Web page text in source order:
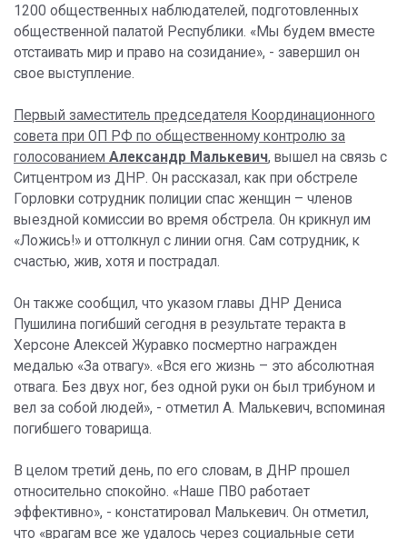
1200 общественных наблюдателей, подготовленных
общественной палатой Республики. «Мы будем вместе
отстаивать мир и право на созидание», - завершил он
свое выступление.
Первый заместитель председателя Координационного
совета при ОП РФ по общественному контролю за
голосованием Александр Малькевич, вышел на связь с
Ситцентром из ДНР. Он рассказал, как при обстреле
Горловки сотрудник полиции спас женщин – членов
выездной комиссии во время обстрела. Он крикнул им
«Ложись!» и оттолкнул с линии огня. Сам сотрудник, к
счастью, жив, хотя и пострадал.
Он также сообщил, что указом главы ДНР Дениса
Пушилина погибший сегодня в результате теракта в
Херсоне Алексей Журавко посмертно награжден
медалью «За отвагу». «Вся его жизнь – это абсолютная
отвага. Без двух ног, без одной руки он был трибуном и
вел за собой людей», - отметил А. Малькевич, вспоминая
погибшего товарища.
В целом третий день, по его словам, в ДНР прошел
относительно спокойно. «Наше ПВО работает
эффективно», - констатировал Малькевич. Он отметил,
что «врагам все же удалось через социальные сети